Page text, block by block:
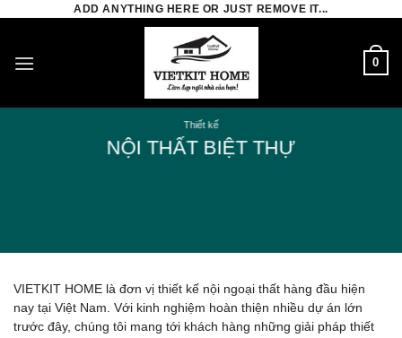
content
ADD ANYTHING HERE OR JUST REMOVE IT...
0
Thiết kế
NỘI THẤT BIỆT THỰ
VIETKIT HOME là đơn vị thiết kế nội ngoại thất hàng đầu hiện
nay tại Việt Nam. Với kinh nghiệm hoàn thiện nhiều dự án lớn
trước đây, chúng tôi mang tới khách hàng những giải pháp thiết